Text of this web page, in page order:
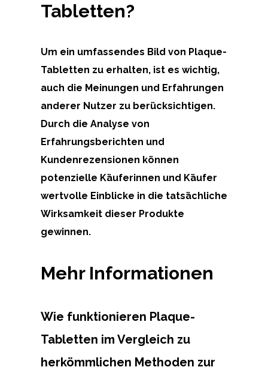
Tabletten?
Um ein umfassendes Bild von Plaque-
Tabletten zu erhalten, ist es wichtig,
auch die Meinungen und Erfahrungen
anderer Nutzer zu berücksichtigen.
Durch die Analyse von
Erfahrungsberichten und
Kundenrezensionen können
potenzielle Käuferinnen und Käufer
wertvolle Einblicke in die tatsächliche
Wirksamkeit dieser Produkte
gewinnen.
Mehr Informationen
Wie funktionieren Plaque-
Tabletten im Vergleich zu
herkömmlichen Methoden zur